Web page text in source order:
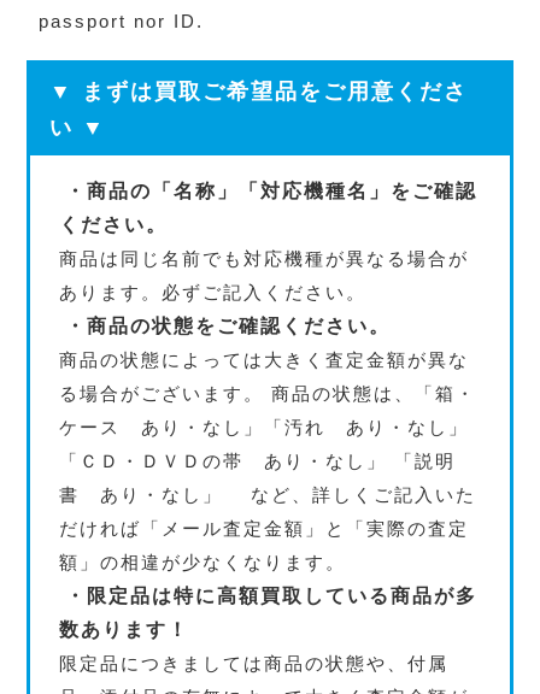
passport nor ID.
▼ まずは買取ご希望品をご用意くださ
い ▼
・商品の「名称」「対応機種名」をご確認
ください。
商品は同じ名前でも対応機種が異なる場合が
あります。必ずご記入ください。
・商品の状態をご確認ください。
商品の状態によっては大きく査定金額が異な
る場合がございます。 商品の状態は、「箱・
ケース あり・なし」「汚れ あり・なし」
「ＣＤ・ＤＶＤの帯 あり・なし」 「説明
書 あり・なし」 など、詳しくご記入いた
だければ「メール査定金額」と「実際の査定
額」の相違が少なくなります。
・限定品は特に高額買取している商品が多
数あります！
限定品につきましては商品の状態や、付属